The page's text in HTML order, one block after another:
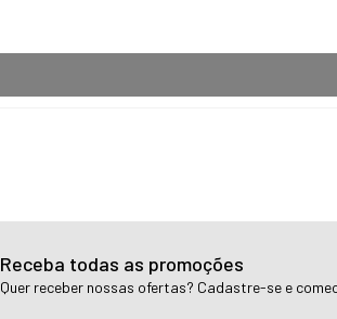
Receba todas as promoções
Quer receber nossas ofertas? Cadastre-se e